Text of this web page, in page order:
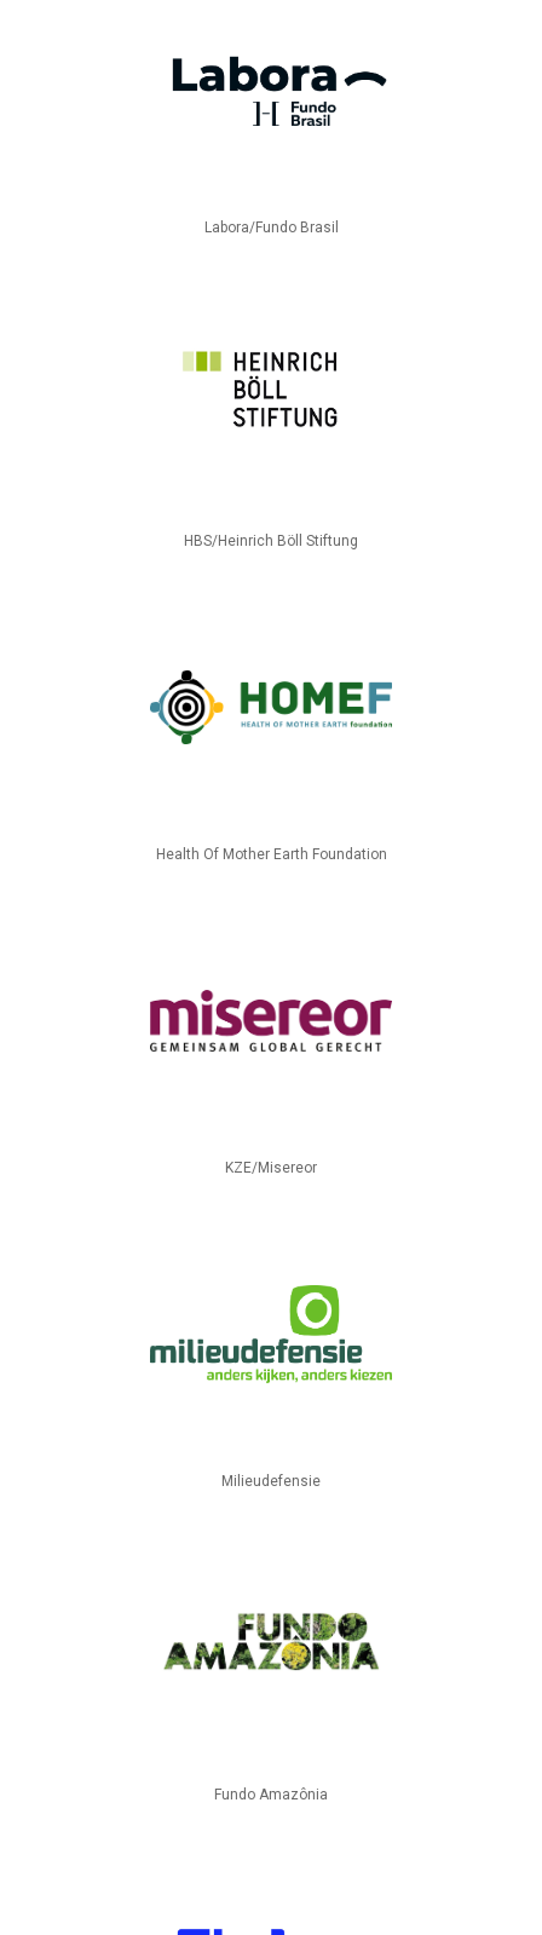
Labora/Fundo Brasil
HBS/Heinrich Böll Stiftung
Health Of Mother Earth Foundation
KZE/Misereor
Milieudefensie
Fundo Amazônia